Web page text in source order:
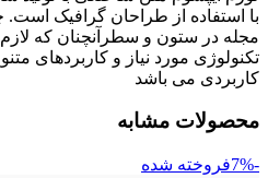
با استفاده از طراحان گرافیک است.
مجله در ستون و سطرآنچنان که
تکنولوژی مورد نیاز و کاربردهای
کاربردی می باشد
محصولات مشابه
-7% فروخته شده